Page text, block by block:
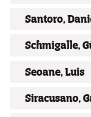
Santoro,
Schmigalle,
Seoane, Luis
Siracusano,